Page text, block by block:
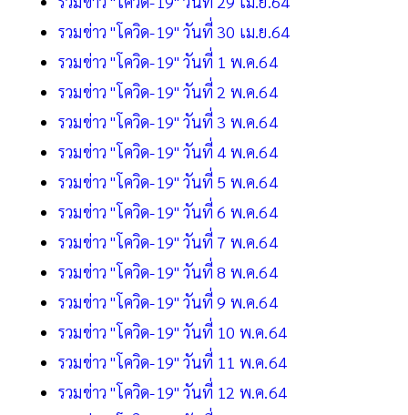
รวมข่าว "โควิด-19" วันที่ 30 เม.ย.64
รวมข่าว "โควิด-19" วันที่ 1 พ.ค.64
รวมข่าว "โควิด-19" วันที่ 2 พ.ค.64
รวมข่าว "โควิด-19" วันที่ 3 พ.ค.64
รวมข่าว "โควิด-19" วันที่ 4 พ.ค.64
รวมข่าว "โควิด-19" วันที่ 5 พ.ค.64
รวมข่าว "โควิด-19" วันที่ 6 พ.ค.64
รวมข่าว "โควิด-19" วันที่ 7 พ.ค.64
รวมข่าว "โควิด-19" วันที่ 8 พ.ค.64
รวมข่าว "โควิด-19" วันที่ 9 พ.ค.64
รวมข่าว "โควิด-19" วันที่ 10 พ.ค.64
รวมข่าว "โควิด-19" วันที่ 11 พ.ค.64
รวมข่าว "โควิด-19" วันที่ 12 พ.ค.64